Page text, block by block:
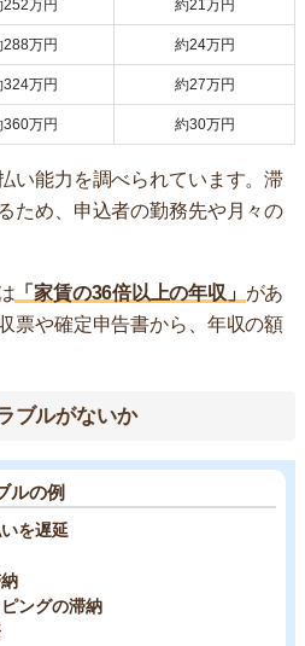
252万円 約21万円
288万円 約24万円
324万円 約27万円
360万円 約30万円
い能力を調べられています。滞
ため、申込者の勤務先や月々の
「家賃の36倍以上の年収」 があ
票や確定申告書から、年収の額
ブルがないか
ルの例
を遅延
ングの滞納